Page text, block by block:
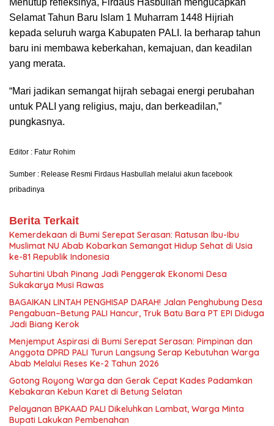
Selamat Tahun Baru Islam 1 Muharram 1448 Hijriah
kepada seluruh warga Kabupaten PALI. Ia berharap tahun
baru ini membawa keberkahan, kemajuan, dan keadilan
yang merata.
“Mari jadikan semangat hijrah sebagai energi perubahan
untuk PALI yang religius, maju, dan berkeadilan,”
pungkasnya.
Editor : Fatur Rohim
Sumber : Release Resmi Firdaus Hasbullah melalui akun facebook
pribadinya
Berita Terkait
Kemerdekaan di Bumi Serepat Serasan: Ratusan Ibu-Ibu
Muslimat NU Abab Kobarkan Semangat Hidup Sehat di Usia
ke-81 Republik Indonesia
Suhartini Ubah Pinang Jadi Penggerak Ekonomi Desa
Sukakarya Musi Rawas
BAGAIKAN LINTAH PENGHISAP DARAH! Jalan Penghubung Desa
Pengabuan–Betung PALI Hancur, Truk Batu Bara PT EPI Diduga
Jadi Biang Kerok
Menjemput Aspirasi di Bumi Serepat Serasan: Pimpinan dan
Anggota DPRD PALI Turun Langsung Serap Kebutuhan Warga
Abab Melalui Reses Ke-2 Tahun 2026
Gotong Royong Warga dan Gerak Cepat Kades Padamkan
Kebakaran Kebun Karet di Betung Selatan
Pelayanan BPKAAD PALI Dikeluhkan Lambat, Warga Minta
Bupati Lakukan Pembenahan